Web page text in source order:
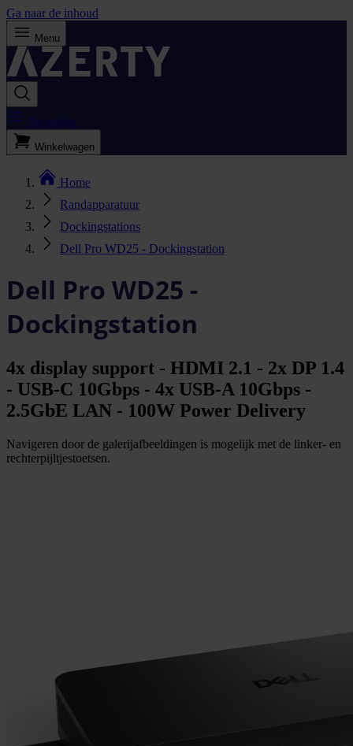
Ga naar de inhoud
Menu
Bestellijst
Winkelwagen
Home
Randapparatuur
Dockingstations
Dell Pro WD25 - Dockingstation
Dell Pro WD25 -
Dockingstation
4x display support - HDMI 2.1 - 2x DP 1.4
- USB-C 10Gbps - 4x USB-A 10Gbps -
2.5GbE LAN - 100W Power Delivery
Navigeren door de galerijafbeeldingen is mogelijk met de linker- en
rechterpijltjestoetsen.